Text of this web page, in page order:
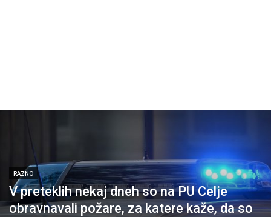
RAZNO
V preteklih nekaj dneh so na PU Celje
obravnavali požare, za katere kaže, da so